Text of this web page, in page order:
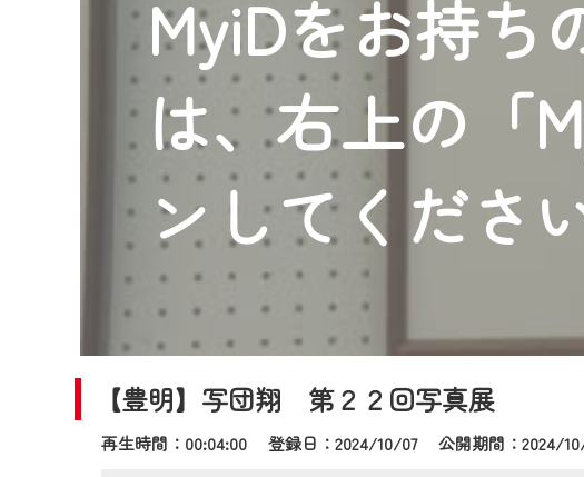
MyiDをお持ち
は、右上の「
ンしてくださ
【豊明】写団翔 第２２回写真展
再生時間：00:04:00 登録日：2024/10/07公開期間：2024/
『CCNet Web TV』を利用いただくには
CCNetサービスへの加入と『CCNetマ
何卒、ご理解ご了承の程よろしくお願い
※マイページへのログインには、MyIDが
※MyIDとは、CCNet Web TVを含むCCNet
IDはお客様が使っているメールアドレス
（GmailやYahooなどのフリーメールアドレ
※マイページへのログイン・MyIDの新規
※CCNetアプリをご利用中の方は引き続き
CCNetWebTVのリニューアルにともない
日時 9/24 9:30～16:30